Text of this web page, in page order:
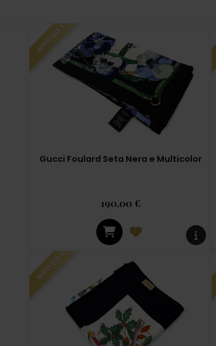
NUOVO!
Gucci Foulard Seta Nera e Multicolor
190,00 €
NUOVO!